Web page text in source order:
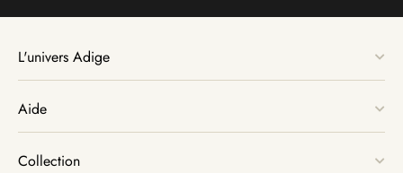
L'univers Adige
Aide
Collection